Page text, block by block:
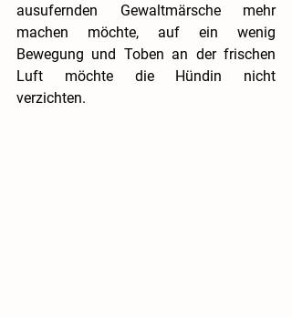
ausufernden Gewaltmärsche mehr
machen möchte, auf ein wenig
Bewegung und Toben an der frischen
Luft möchte die Hündin nicht
verzichten.